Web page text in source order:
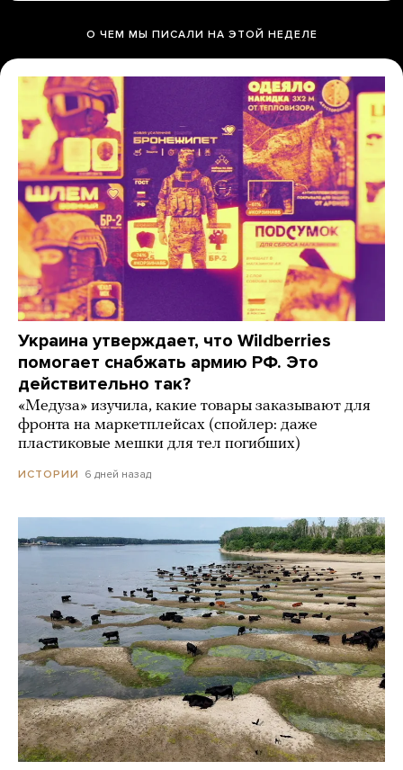
О ЧЕМ МЫ ПИСАЛИ НА ЭТОЙ НЕДЕЛЕ
Украина утверждает, что Wildberries
помогает снабжать армию РФ. Это
действительно так?
«Медуза» изучила, какие товары заказывают для
фронта на маркетплейсах (спойлер: даже
пластиковые мешки для тел погибших)
ИСТОРИИ 6 дней назад